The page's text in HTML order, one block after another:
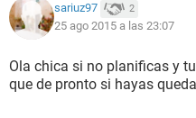
sariuz97 2
25 ago 2015 a las 23:07
Ola chica si no planificas y
que de pronto si hayas